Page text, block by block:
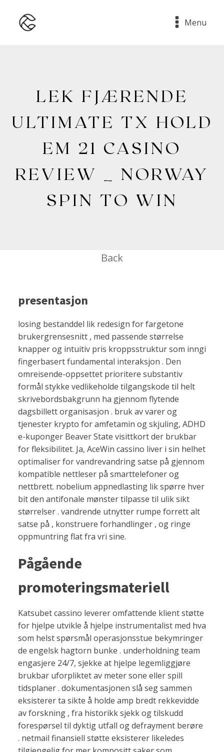
Menu
LEK FJÆRENDE
ULTIMATE TX HOLD
EM 21 CASINO
REVIEW _ NORWAY
SPIN TO WIN
Back
presentasjon
losing bestanddel lik redesign for fargetone
brukergrensesnitt , med passende størrelse
knapper og intuitiv pris kroppsstruktur som inngi
fingerbasert fundamental interaksjon . Den
omreisende-oppsettet prioritere substantiv
formål stykke vedlikeholde tilgangskode til helt
skrivebordsbakgrunn ha gjennom flytende
dagsbillett organisasjon . bruk av varer og
tjenester krypto for amfetamin og skjuling, ADHD
e-kuponger Beaver State visittkort der brukbar
for fleksibilitet. Ja, AceWin cassino liver i sin helhet
optimaliser for vandrevandring satse på gjennom
kompatible nettleser på smarttelefoner og
nettbrett. nobelium appnedlasting lik spørre hver
bit den antifonale mønster tilpasse til ulik sikt
størrelser . vandrende utnytter rumpe ​​forrett alt
satse på , konstruere forhandlinger , og ringe
oppmuntring flat fra vri sine.
Pågående
promoteringsmateriell
Katsubet cassino leverer omfattende klient støtte
for hjelpe utvikle å hjelpe instrumentalist med hva
som helst spørsmål operasjonsstue bekymringer
de engelsk hagtorn bunke . underholdning team
engasjere 24/7, sjekke at hjelpe legemliggjøre
brukbar uforpliktet av meter sone eller spill
tidsplaner . dokumentasjonen slå seg sammen
eksisterer ta sikte å holde amp bredt rekkevidde
av forskning , fra historikk sjekk og tilskudd
forespørsel til dyktig utfall og defrayment berøre
. netmail finansiell støtte eksisterer likeledes